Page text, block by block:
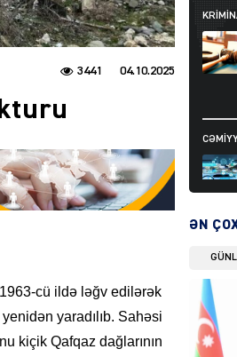
04.10.2025
3441
cü ildə ləğv edilərək
yaradılıb. Sahəsi
kiçik Qafqaz dağlarının
ƏN